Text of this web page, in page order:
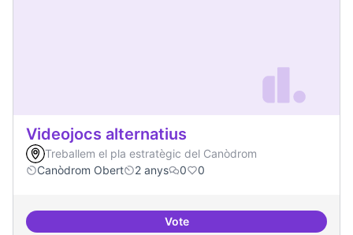
Videojocs alternatius
Treballem el pla estratègic del Canòdrom
Canòdrom Obert
2 anys 0 0
VoteVideojocs alternatius